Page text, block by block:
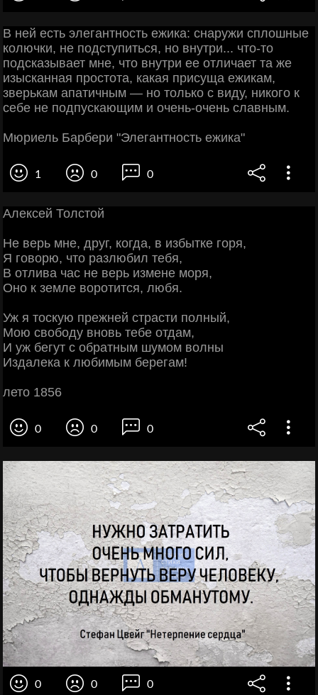
В ней есть элегантность ежика: снаружи сплошные
колючки, не подступиться, но внутри... что-то
подсказывает мне, что внутри ее отличает та же
изысканная простота, какая присуща ежикам,
зверькам апатичным — но только с виду, никого к
себе не подпускающим и очень-очень славным.
Мюриель Барбери "Элегантность ежика"
1 0 0
Алексей Толстой
Не верь мне, друг, когда, в избытке горя,
Я говорю, что разлюбил тебя,
В отлива час не верь измене моря,
Оно к земле воротится, любя.
Уж я тоскую прежней страсти полный,
Мою свободу вновь тебе отдам,
И уж бегут с обратным шумом волны
Издалека к любимым берегам!
лето 1856
0 0 0
0 0 0